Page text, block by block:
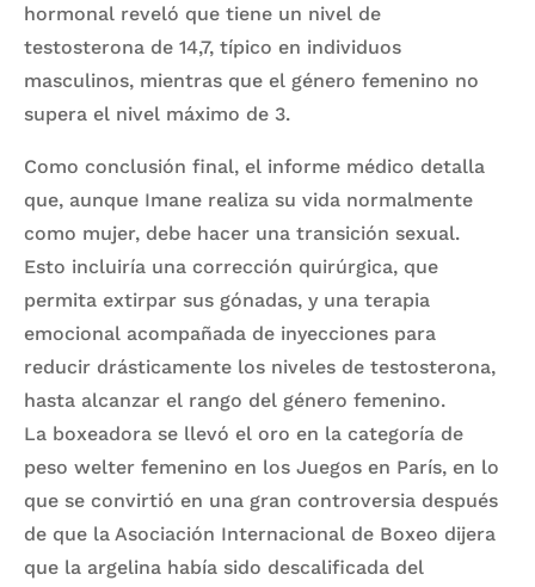
hormonal reveló que tiene un nivel de
testosterona de 14,7, típico en individuos
masculinos, mientras que el género femenino no
supera el nivel máximo de 3.
Como conclusión final, el informe médico detalla
que, aunque Imane realiza su vida normalmente
como mujer, debe hacer una transición sexual.
Esto incluiría una corrección quirúrgica, que
permita extirpar sus gónadas, y una terapia
emocional acompañada de inyecciones para
reducir drásticamente los niveles de testosterona,
hasta alcanzar el rango del género femenino.
La boxeadora se llevó el oro en la categoría de
peso welter femenino en los Juegos en París, en lo
que se convirtió en una gran controversia después
de que la Asociación Internacional de Boxeo dijera
que la argelina había sido descalificada del